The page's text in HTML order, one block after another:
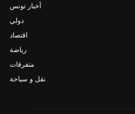
أخبار تونس
دولي
اقتصاد
رياضة
متفرقات
نقل و سياحة